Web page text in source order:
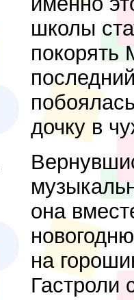
школы
покорять
дочку в
она
на
Гастроли